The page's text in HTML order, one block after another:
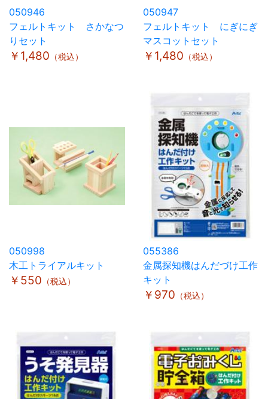
050946
フェルトキット さかなつ
りセット
￥1,480 （税込）
050947
フェルトキット にぎにぎ
マスコットセット
￥1,480 （税込）
050998
木工トライアルキット
￥550 （税込）
055386
金属探知機はんだづけ工作
キット
￥970 （税込）